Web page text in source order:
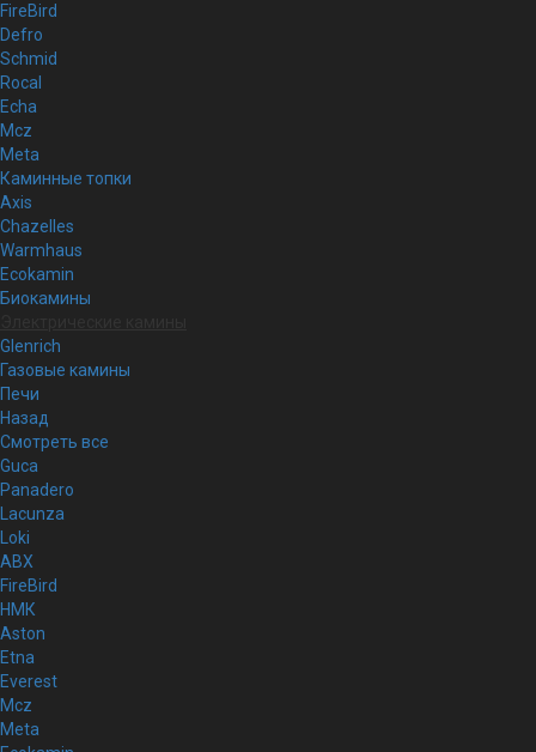
FireBird
Defro
Schmid
Rocal
Echa
Mcz
Meta
Каминные топки
Axis
Chazelles
Warmhaus
Ecokamin
Биокамины
Glenrich
Газовые камины
Печи
Назад
Смотреть все
Guca
Panadero
Lacunza
Loki
ABX
FireBird
НМК
Aston
Etna
Everest
Mcz
Meta